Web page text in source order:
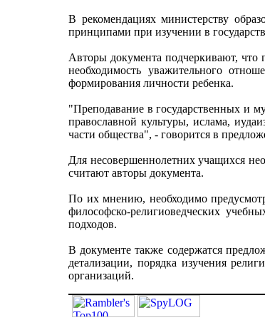
В рекомендациях министерству
принципами при изучении в
Авторы документа подчеркивают, что
необходимость уважительного
формирования личности ребенка.
"Преподавание в государственных и
православной культуры, ислама,
части общества", - говорится в
Для несовершеннолетних учащихся
считают авторы документа.
По их мнению, необходимо
философско-религиоведческих
подходов.
В документе также содержатся
детализации, порядка изучения
организаций.